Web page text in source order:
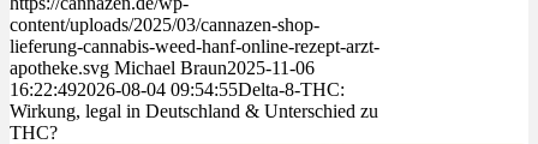
content/uploads/2025/03/cannazen-shop-
lieferung-cannabis-weed-hanf-online-rezept-arzt-
apotheke.svg Michael Braun2025-11-06
16:22:492026-08-04 09:54:55Delta-8-THC:
Wirkung, legal in Deutschland & Unterschied zu
THC?